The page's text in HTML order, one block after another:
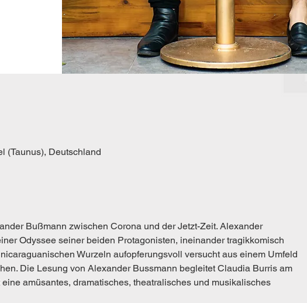
(Taunus), Deutschland
Bußmann zwischen Corona und der Jetzt-Zeit. Alexander
Odyssee seiner beiden Protagonisten, ineinander tragikkomisch
Wurzeln aufopferungsvoll versucht aus einem Umfeld
Die Lesung von Alexander Bussmann begleitet Claudia Burris am
amüsantes, dramatisches, theatralisches und musikalisches